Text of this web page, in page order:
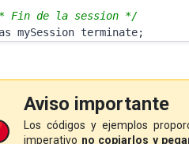
Fin de la session */
mySession terminate;
Aviso importante
Los códigos y ejemplos
imperativo no copiarlos y